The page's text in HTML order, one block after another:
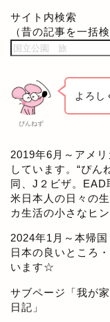
サイト内検索
（昔の記事を一括検
ぴんねず
よろし
2019年6月～アメ
しています。“ぴん
同、J２ビザ。EAD
米日本人の日々の
カ生活の小さなヒ
2024年1月～本帰
日本の良いところ
います☆
サブページ「我が
日記 」